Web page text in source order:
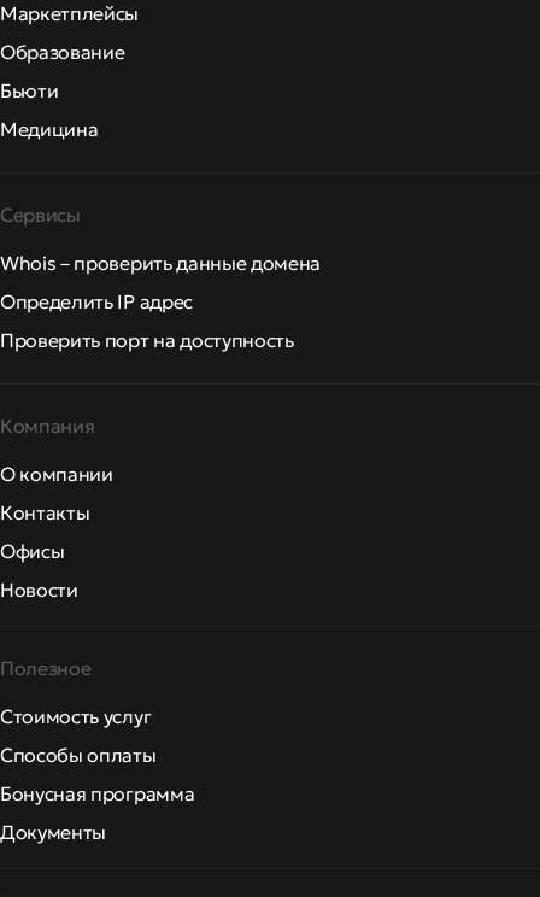
Маркетплейсы
Образование
Бьюти
Медицина
Сервисы
Whois – проверить данные домена
Определить IP адрес
Проверить порт на доступность
Компания
О компании
Контакты
Офисы
Новости
Полезное
Стоимость услуг
Способы оплаты
Бонусная программа
Документы